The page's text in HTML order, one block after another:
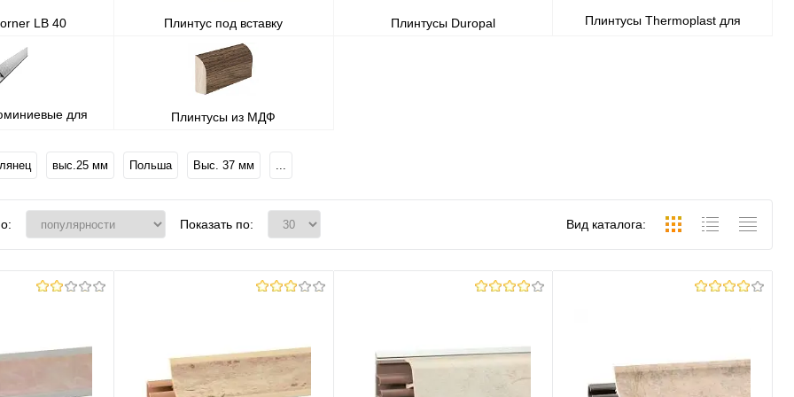
LB 40 Плинтус под вставку Плинтусы Duropal
Плинтусы Thermoplast для
для
Плинтусы из МДФ
выс.25 мм Польша Выс. 37 мм
Показать по: Вид каталога: